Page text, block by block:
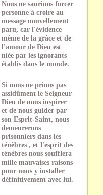
Nous ne saurions forcer
personne à croire au
message nouvellement
paru, car l'évidence
même de la grâce et de
l'amour de Dieu est
niée par les ignorants
établis dans le monde.
Si nous ne prions pas
assidûment le Seigneur
Dieu de nous inspirer
et de nous guider par
son Esprit-Saint, nous
demeurerons
prisonniers dans les
ténèbres , et l'esprit des
ténèbres nous soufflera
mille mauvaises raisons
pour nous y installer
définitivement avec lui.